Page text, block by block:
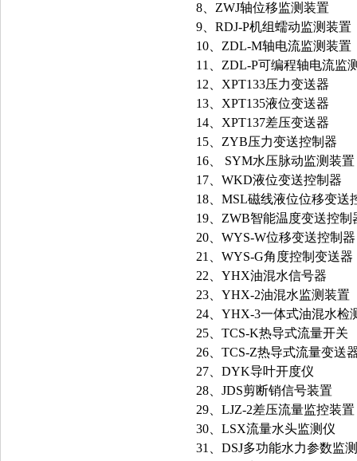
8、ZWJ轴位移监测装置
9、RDJ-P机组蠕动监测装置
10、ZDL-M轴电流监测装置
11、ZDL-P可编程轴电流监
12、XPT133压力变送器
13、XPT135液位变送器
14、XPT137差压变送器
15、ZYB压力变送控制器
16、 SYM水压脉动监测装置
17、WKD液位变送控制器
18、MSL磁线液位位移变送
19、ZWB智能温度变送控制
20、WYS-W位移变送控制器
21、WYS-G角度控制变送器
22、YHX油混水信号器
23、YHX-2油混水监测装置
24、YHX-3一体式油混水检
25、TCS-K热导式流量开关
26、TCS-Z热导式流量变送
27、DYK导叶开度仪
28、JDS剪断销信号装置
29、LJZ-2差压流量监控装置
30、LSX流量水头监测仪
31、DSJ多功能水力参数监